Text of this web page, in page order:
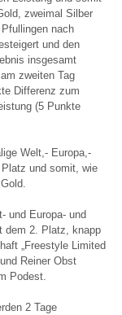
zweimal Silber
nach
und den
insgesamt
zweiten Tag
Differenz zum
(5 Punkte
Welt,- Europa,-
und somit, wie
und Europa- und
dem 2. Platz, knapp
„Freestyle Limited
Reiner Obst
Podest.
2 Tage